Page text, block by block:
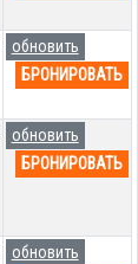
обновить
БРОНИРОВАТЬ
обновить
БРОНИРОВАТЬ
обновить